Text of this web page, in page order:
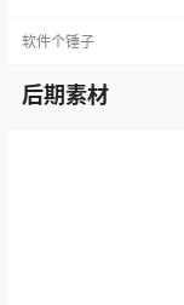
软件个锤子
后期素材